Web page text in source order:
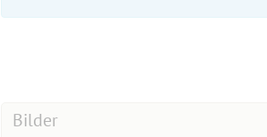
Bilder